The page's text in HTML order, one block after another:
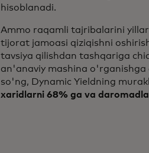
hisoblanadi.
Ammo raqamli tajribalarini
tijorat jamoasi qiziqishni
tavsiya qilishdan tashqariga
an'anaviy mashina
so'ng, Dynamic Yieldning
xaridlarni 68% ga va